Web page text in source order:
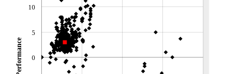
RISQUE DU FONDS (SRI)
0
5
10
Performance